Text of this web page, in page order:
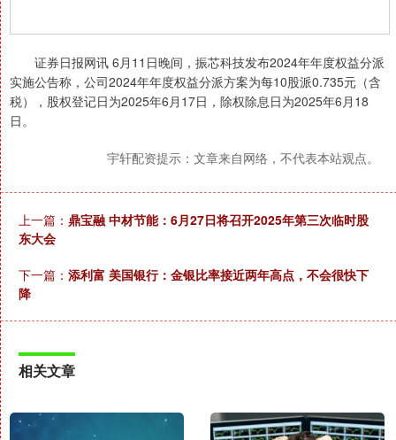
证券日报网讯 6月11日晚间，振芯科技发布2024年年度权益分派
实施公告称，公司2024年年度权益分派方案为每10股派0.735元（含
税），股权登记日为2025年6月17日，除权除息日为2025年6月18
日。
宇轩配资提示：文章来自网络，不代表本站观点。
上一篇： 鼎宝融 中材节能：6月27日将召开2025年第三次临时股
东大会
下一篇： 添利富 美国银行：金银比率接近两年高点，不会很快下
降
相关文章